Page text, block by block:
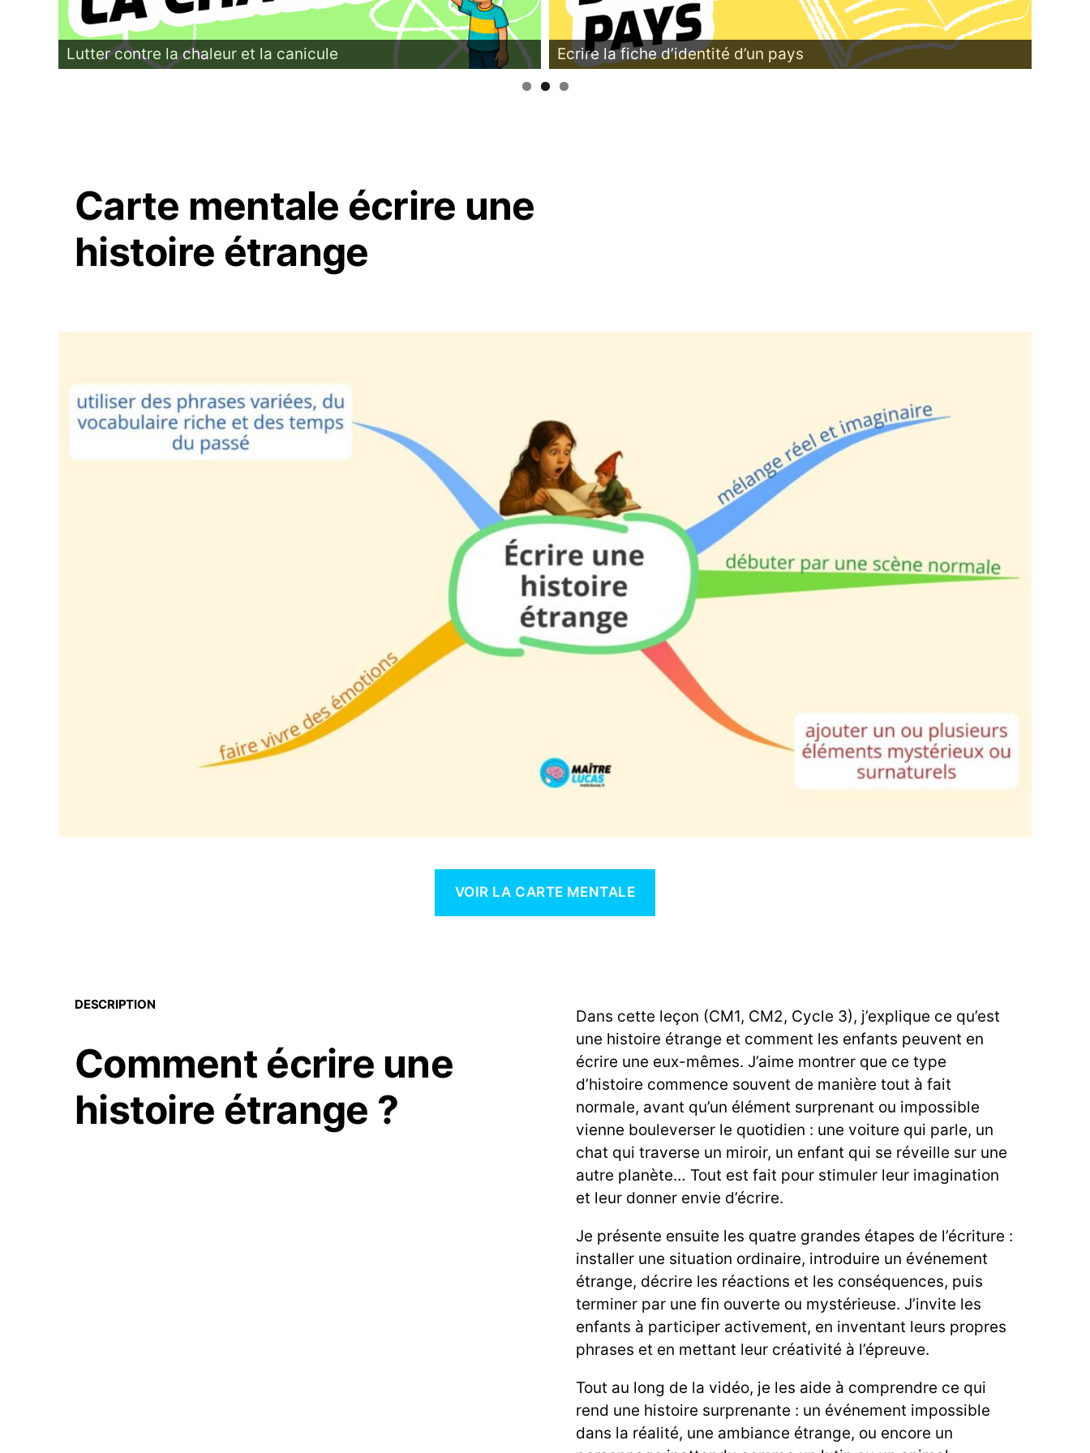
Lutter contre la chaleur et la canicule Ecrire la fiche d’identité d’un pays
Carte mentale écrire une
histoire étrange
VOIR LA CARTE MENTALE
DESCRIPTION
Comment écrire une
histoire étrange ?
Dans cette leçon (CM1, CM2, Cycle 3), j’explique ce qu’est
une histoire étrange et comment les enfants peuvent en
écrire une eux-mêmes. J’aime montrer que ce type
d’histoire commence souvent de manière tout à fait
normale, avant qu’un élément surprenant ou impossible
vienne bouleverser le quotidien : une voiture qui parle, un
chat qui traverse un miroir, un enfant qui se réveille sur une
autre planète… Tout est fait pour stimuler leur imagination
et leur donner envie d’écrire.
Je présente ensuite les quatre grandes étapes de l’écriture :
installer une situation ordinaire, introduire un événement
étrange, décrire les réactions et les conséquences, puis
terminer par une fin ouverte ou mystérieuse. J’invite les
enfants à participer activement, en inventant leurs propres
phrases et en mettant leur créativité à l’épreuve.
Tout au long de la vidéo, je les aide à comprendre ce qui
rend une histoire surprenante : un événement impossible
dans la réalité, une ambiance étrange, ou encore un